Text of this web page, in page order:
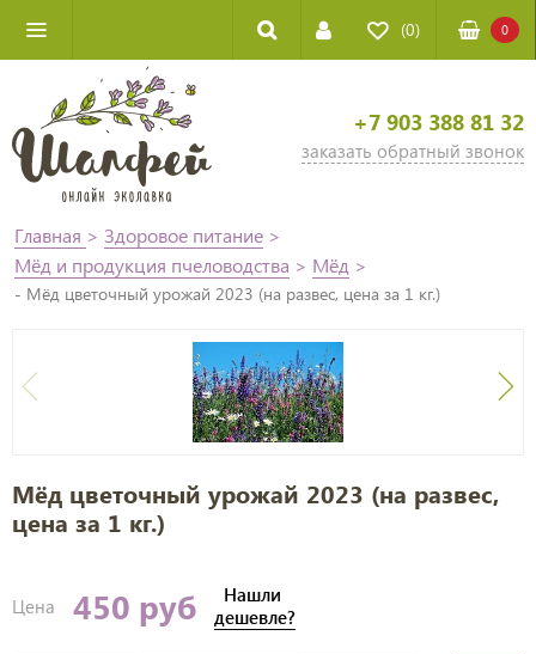
(0) 0
+7 903 388 81 32
заказать обратный звонок
Главная > Здоровое питание >
Мёд и продукция пчеловодства > Мёд >
- Мёд цветочный урожай 2023 (на развес, цена за 1 кг.)
Мёд цветочный урожай 2023 (на развес,
цена за 1 кг.)
Цена 450 руб
Нашли
дешевле?